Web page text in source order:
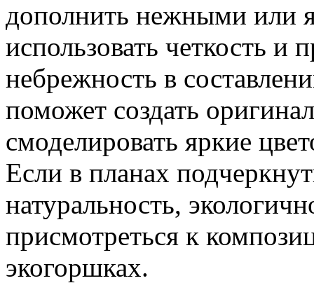
дополнить нежными или
использовать четкость и
небрежность в
поможет создать
смоделировать яркие
Если в планах
натуральность,
присмотреться к
экогоршках.